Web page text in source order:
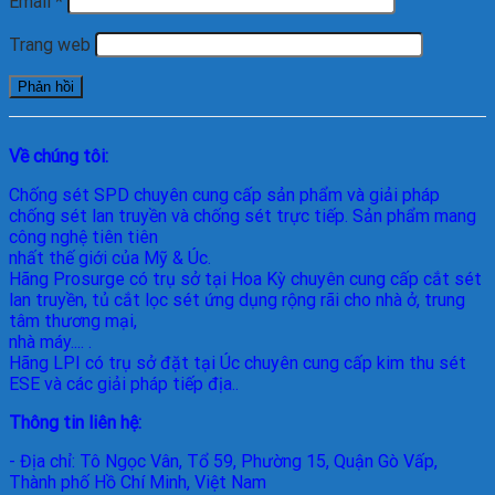
Trang web
Về chúng tôi:
Chống sét SPD chuyên cung cấp sản phẩm và giải pháp
chống sét lan truyền và chống sét trực tiếp. Sản phẩm mang
công nghệ tiên tiên
nhất thế giới của Mỹ & Úc.
Hãng Prosurge có trụ sở tại Hoa Kỳ chuyên cung cấp cắt sét
lan truyền, tủ cắt lọc sét ứng dụng rộng rãi cho nhà ở, trung
tâm thương mại,
nhà máy.... .
Hãng LPI có trụ sở đặt tại Úc chuyên cung cấp kim thu sét
ESE và các giải pháp tiếp địa..
Thông tin liên hệ:
- Địa chỉ: Tô Ngọc Vân, Tổ 59, Phường 15, Quận Gò Vấp,
Thành phố Hồ Chí Minh, Việt Nam